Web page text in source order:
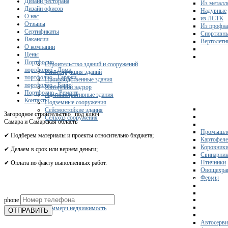
Из
Надувные
из ЛСТК
Из
Строительство зданий и сооружений
Реконструкция зданий
Производственные здания
Авторский надзор
Административные здания
Подземные сооружения
Сейсмостойкие здания
Сельхоз сооружения
Коровники
Птичники
Фермы
Склады
Коммерч.недвижимость
Дизайн офисов
О нас
Отзывы
Сертификаты
Вакансии
О компании
Цены
Портфолио
портфолио - Дома
портфолио - Гаражи
портфолио - Бани
Портфолио - Ремонт
Контакты
Загородное строительство "под ключ"
Самара и Самарская область
✔ Подберем материалы и проекты относительно бюджета;
✔ Делаем в срок или вернем деньги;
✔ Оплата по факту выполненных работ.
phone
ОТПРАВИТЬ